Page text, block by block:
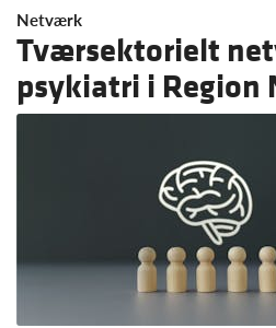
Netværk
Tværsektorielt
psykiatri i Region